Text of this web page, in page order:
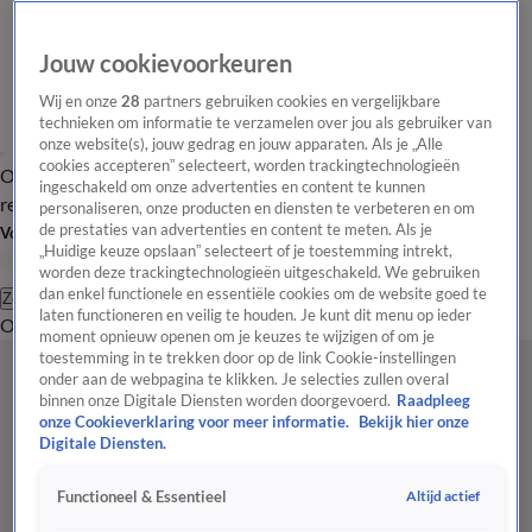
Overzicht Laatste nieuws Regionieuws Het beste van Hart
Tip de
redactie
Volg Hart van Nederland
Zoeken
OverzichtRegioUitzendingenWeerTip de redactiePanelVideo's
Jouw cookievoorkeuren
Wij en onze28 partners gebruiken cookies en vergelijkbare
technieken om informatie te verzamelen over jou als gebruiker van
onze website(s), jouw gedrag en jouw apparaten. Als je „Alle
cookies accepteren” selecteert, worden trackingtechnologieën
ingeschakeld om onze advertenties en content te kunnen
personaliseren, onze producten en diensten te verbeteren en om
de prestaties van advertenties en content te meten. Als je
„Huidige keuze opslaan” selecteert of je toestemming intrekt,
worden deze trackingtechnologieën uitgeschakeld. We gebruiken
dan enkel functionele en essentiële cookies om de website goed te
laten functioneren en veilig te houden. Je kunt dit menu op ieder
moment opnieuw openen om je keuzes te wijzigen of om je
toestemming in te trekken door op de link Cookie-instellingen
onder aan de webpagina te klikken. Je selecties zullen overal
binnen onze Digitale Diensten worden doorgevoerd. Raadpleeg
onze Cookieverklaring voor meer informatie.
Bekijk hier onze
Digitale Diensten.
Functioneel & Essentieel Altijd actief